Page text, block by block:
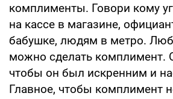
комплименты. Говори кому
на кассе в магазине,
бабушке, людям в метро.
можно сделать комплимент.
чтобы он был искренним и
Главное, чтобы комплимент